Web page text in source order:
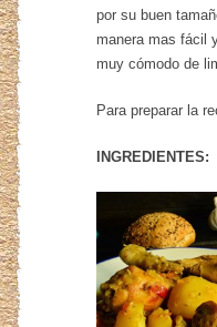
por su buen
manera mas fácil
muy cómodo de
Para preparar la
INGREDIENTES: